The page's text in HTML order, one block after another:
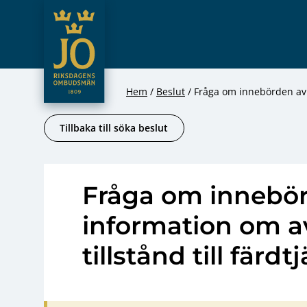
Hoppa till innehåll
JO – Riksdagens Ombudsmän
Hem Beslut Fråga om innebörden
Tillbaka till söka beslut
Fråga om
information om
tillstånd till